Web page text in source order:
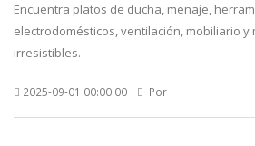
Encuentra platos de ducha, menaje,
electrodomésticos, ventilación, mobiliario
irresistibles.
2025-09-01 00:00:00 Por